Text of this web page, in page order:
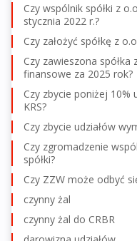
Czy wspólnik spółki z
stycznia 2022 r.?
Czy założyć spółkę z
Czy zawieszona
finansowe za 2025 rok?
Czy zbycie poniżej 10%
KRS?
Czy zbycie udziałów
Czy zgromadzenie
spółki?
Czy ZZW może odbyć
czynny żal
czynny żal do CRBR